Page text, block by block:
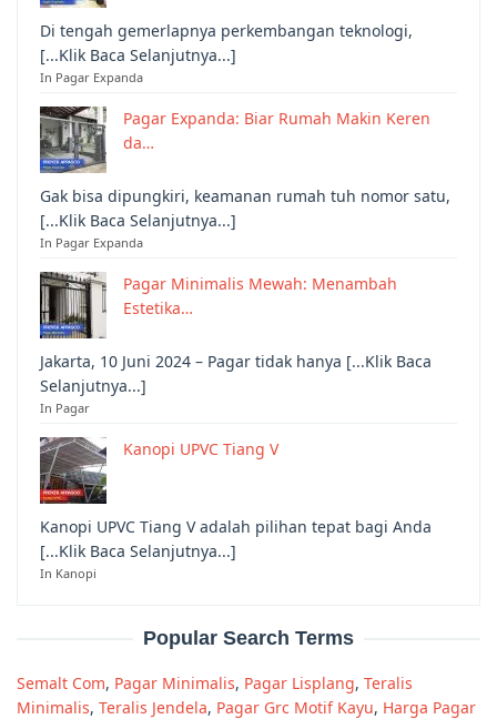
Di tengah gemerlapnya perkembangan teknologi,
[...Klik Baca Selanjutnya...]
In Pagar Expanda
Pagar Expanda: Biar Rumah Makin Keren
da…
Gak bisa dipungkiri, keamanan rumah tuh nomor satu,
[...Klik Baca Selanjutnya...]
In Pagar Expanda
Pagar Minimalis Mewah: Menambah
Estetika…
Jakarta, 10 Juni 2024 – Pagar tidak hanya [...Klik Baca
Selanjutnya...]
In Pagar
Kanopi UPVC Tiang V
Kanopi UPVC Tiang V adalah pilihan tepat bagi Anda
[...Klik Baca Selanjutnya...]
In Kanopi
Popular Search Terms
Semalt Com, Pagar Minimalis, Pagar Lisplang, Teralis
Minimalis, Teralis Jendela, Pagar Grc Motif Kayu, Harga Pagar